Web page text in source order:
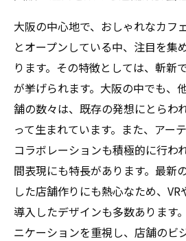
大阪の中心地で、おしゃれなカフ
とオープンしている中、注目を集
ります。その特徴としては、斬新
が挙げられます。大阪の中でも、
舗の数々は、既存の発想にとらわ
って生まれています。また、アー
コラボレーションも積極的に行わ
間表現にも特長があります。最新
した店舗作りにも熱心なため、
導入したデザインも多数あります
ニケーションを重視し、店舗のビ